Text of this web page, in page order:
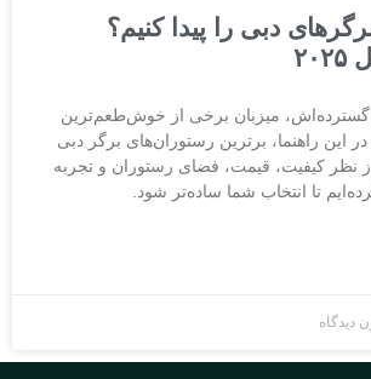
دبی را پیدا کنیم؟
گسترده‌اش، میزبان برخی از خوش‌طعم‌ترین
این راهنما، برترین رستوران‌های برگر دبی
۲۰۲۵ را از نظر کیفیت، قیمت، فضای رستوران و تجربه
تا انتخاب شما ساده‌تر شود.
دیدگاه